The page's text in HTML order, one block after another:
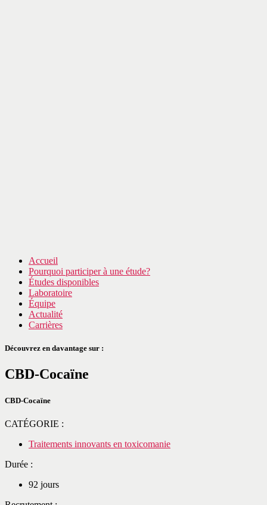
Accueil
Pourquoi participer à une étude?
Études disponibles
Laboratoire
Équipe
Actualité
Carrières
Découvrez en davantage sur :
CBD-Cocaïne
CBD-Cocaïne
CATÉGORIE :
Traitements innovants en toxicomanie
Durée :
92 jours